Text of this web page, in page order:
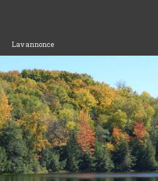
Lav annonce